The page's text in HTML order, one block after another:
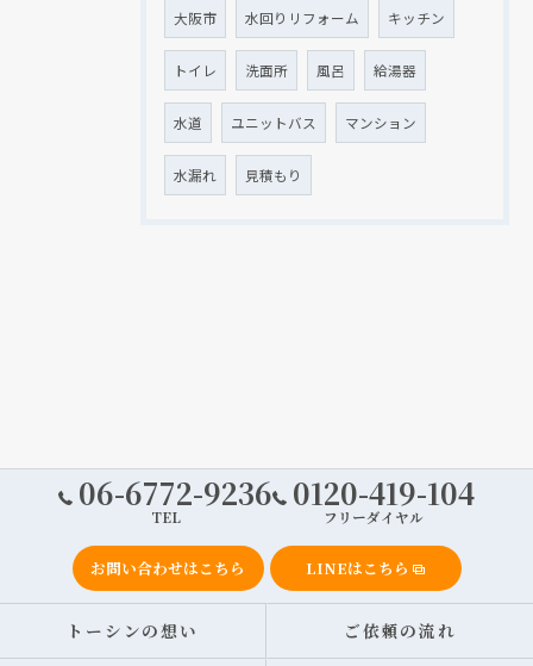
大阪市 水回りリフォーム キッチン
トイレ 洗面所 風呂 給湯器
水道 ユニットバス マンション
水漏れ 見積もり
06-6772-9236
TEL
0120-419-104
フリーダイヤル
お問い合わせはこちら LINEはこちら
トーシンの想い ご依頼の流れ